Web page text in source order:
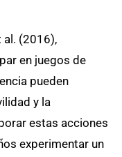
al. (2016),
en juegos de
pueden
y la
estas acciones
experimentar un